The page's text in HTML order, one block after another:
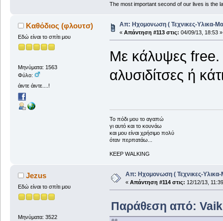
The most important second of our lives is the
Καθόδιος (φλουτσ)
Εδώ είναι το σπίτι μου
Μηνύματα: 1563
Φύλο:
άιντε άιντε....!
Απ: Ηχομονωση ( Τεχνικες-Υλικα-
« Απάντηση #113 στις: 04/09/13, 18:53 »
Με κάλυψες free.
αλυσιδίτσες ή
To πόδι μου το αγαπώ
γι αυτό και το κουνάω
και μου είναι χρήσιμο πολύ
όταν περπατάω...
KEEP WALKING
Jezus
Εδώ είναι το σπίτι μου
Μηνύματα: 3522
Απ: Ηχομονωση ( Τεχνικες-Υλικα-
« Απάντηση #114 στις: 12/12/13,
Παράθεση από: